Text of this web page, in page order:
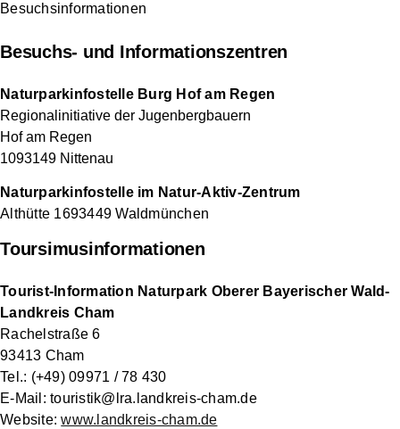
Besuchsinformationen
Besuchs- und Informationszentren
Naturparkinfostelle Burg Hof am Regen
Regionalinitiative der Jugenbergbauern
Hof am Regen
1093149 Nittenau
Naturparkinfostelle im Natur-Aktiv-Zentrum
Althütte 1693449 Waldmünchen
Toursimusinformationen
Tourist-Information Naturpark Oberer Bayerischer Wald-
Landkreis Cham
Rachelstraße 6
93413 Cham
Tel.: (+49) 09971 / 78 430
E-Mail: touristik@lra.landkreis-cham.de
Website:www.landkreis-cham.de